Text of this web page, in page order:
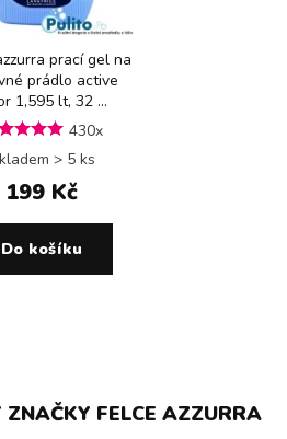
prací gel na
prádlo active
1,595 lt, 32 ...
430x
> 5 ks
199 Kč
Do košíku
FELCE AZZURRA